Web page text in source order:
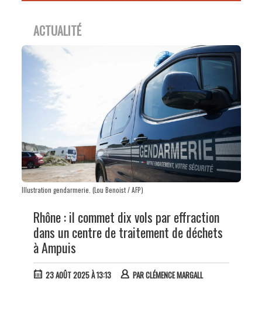
ACTUALITÉ
Illustration gendarmerie. (Lou Benoist / AFP)
Rhône : il commet dix vols par effraction
dans un centre de traitement de déchets
à Ampuis
23 AOÛT 2025 À 13:13 PARCLÉMENCE MARGALL